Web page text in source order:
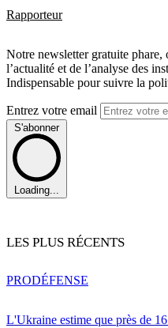
Rapporteur
Notre newsletter gratuite phare,
l’actualité et de l’analyse des
Indispensable pour suivre la
Entrez votre email
S'abonner
Loading...
LES PLUS RÉCENTS
L'Ukraine estime que près de
PRODÉFENSE